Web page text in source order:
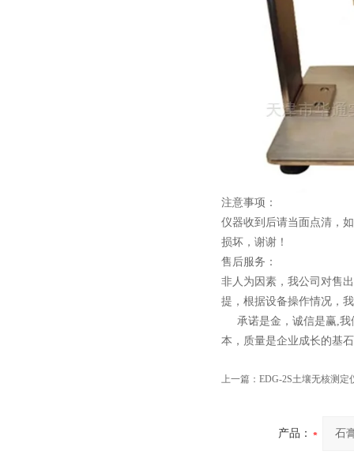
注意事项：
仪器收到后请当面点清，
损坏 ，谢谢！
售后服务：
非人为因素，我公司对售
提 ， 根据设备操作情况，
承诺是金，诚信是赢,我
本，质量是企业成长的基
上一篇： EDG-2S土壤无核测定
产品：